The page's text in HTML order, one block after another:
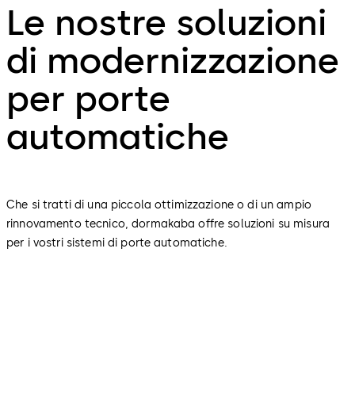
Le nostre soluzioni
di modernizzazione
per porte
automatiche
Che si tratti di una piccola ottimizzazione o di un ampio
rinnovamento tecnico, dormakaba offre soluzioni su misura
per i vostri sistemi di porte automatiche.